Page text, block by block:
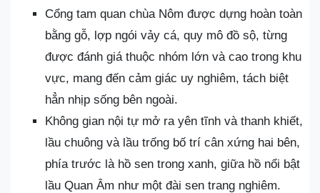
Cổng tam quan chùa Nôm được dựng hoàn toàn
bằng gỗ, lợp ngói vảy cá, quy mô đồ sộ, từng
được đánh giá thuộc nhóm lớn và cao trong khu
vực, mang đến cảm giác uy nghiêm, tách biệt
hẳn nhịp sống bên ngoài.
Không gian nội tự mở ra yên tĩnh và thanh khiết,
lầu chuông và lầu trống bố trí cân xứng hai bên,
phía trước là hồ sen trong xanh, giữa hồ nổi bật
lầu Quan Âm như một đài sen trang nghiêm.